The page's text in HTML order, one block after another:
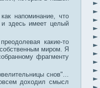
напоминание, что
здесь имеет целый
какие-то
миром. Я
фрагменту
снов"...
доходил смысл
►
►
►
►
►
►
►
►
►
►